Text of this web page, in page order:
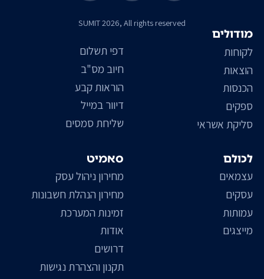
SUMIT 2026, All rights reserved
סאמיט
מחירון ניהול עסק
מחירון הנהלת חשבונות
זמינות המערכת
אודות
דרושים
תקנון והצהרת נגישות
דפי תשלום
חיוב מס"ב
הוראות קבע
דיוור במייל
שליחת סמסים
מודולים
לקוחות
הוצאות
הכנסות
ספקים
סליקת אשראי
לכולם
עצמאים
עסקים
עמותות
מייצגים